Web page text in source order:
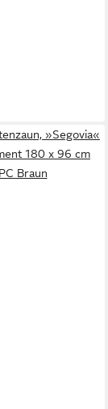
»Segovia«
180 x 96 cm
Braun